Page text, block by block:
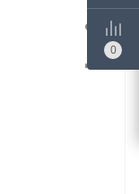
0